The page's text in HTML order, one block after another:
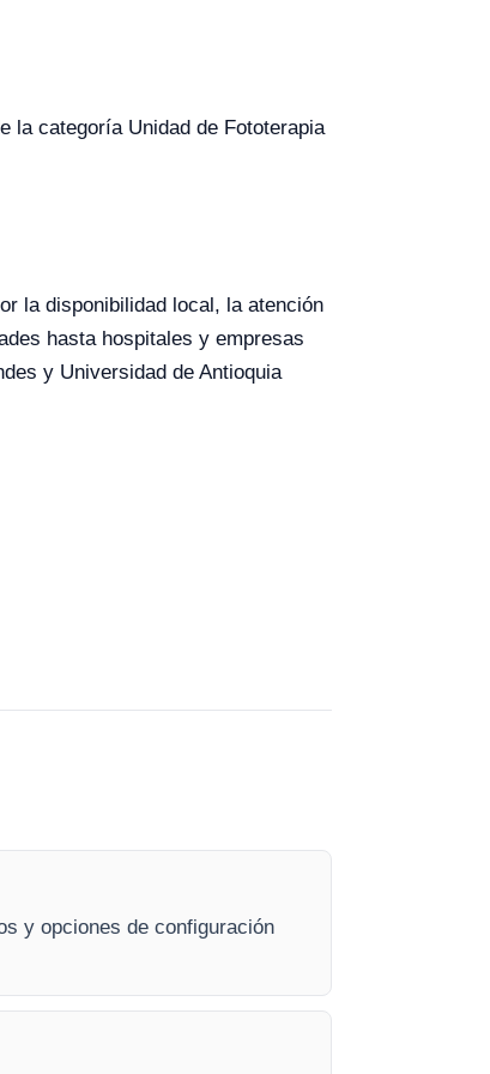
la categoría Unidad de Fototerapia
la disponibilidad local, la atención
hasta hospitales y empresas
y Universidad de Antioquia
y opciones de configuración